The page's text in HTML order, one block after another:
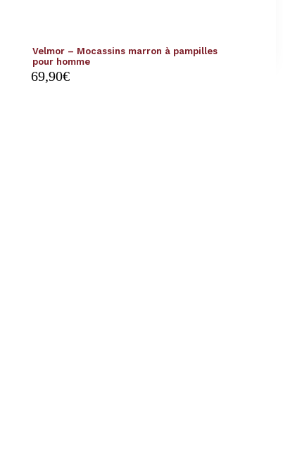
Velmor – Mocassins marron à pampilles
pour homme
69,90€